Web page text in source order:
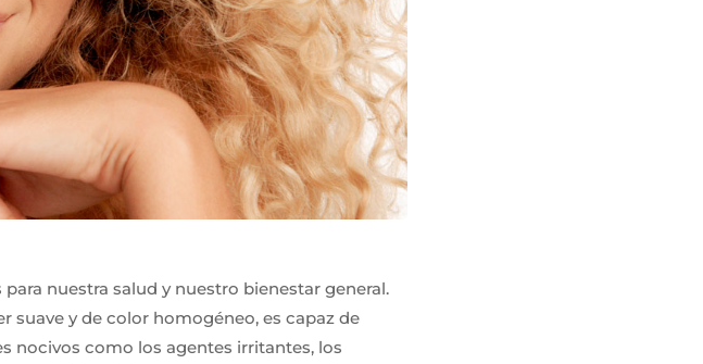
nuestra salud y nuestro bienestar general.
suave y de color homogéneo, es capaz de
nocivos como los agentes irritantes, los